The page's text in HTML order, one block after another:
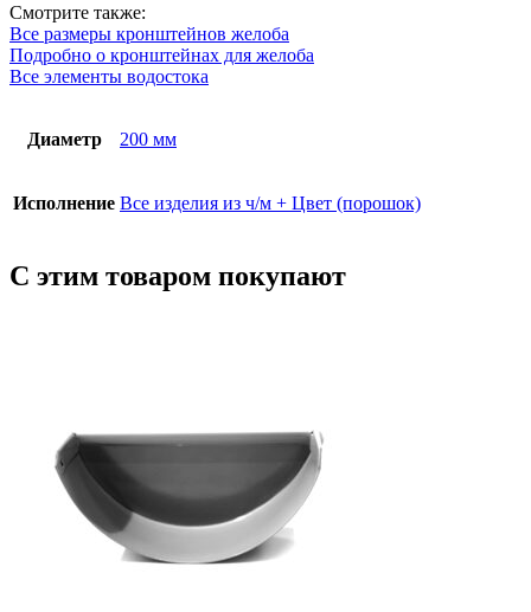
Смотрите также:
Все размеры кронштейнов желоба
Подробно о кронштейнах для желоба
Все элементы водостока
Диаметр 200 мм
Исполнение Все изделия из ч/м + Цвет (порошок)
С этим товаром покупают